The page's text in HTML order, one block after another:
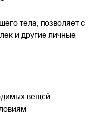
тела, позволяет с
и другие личные
вещей